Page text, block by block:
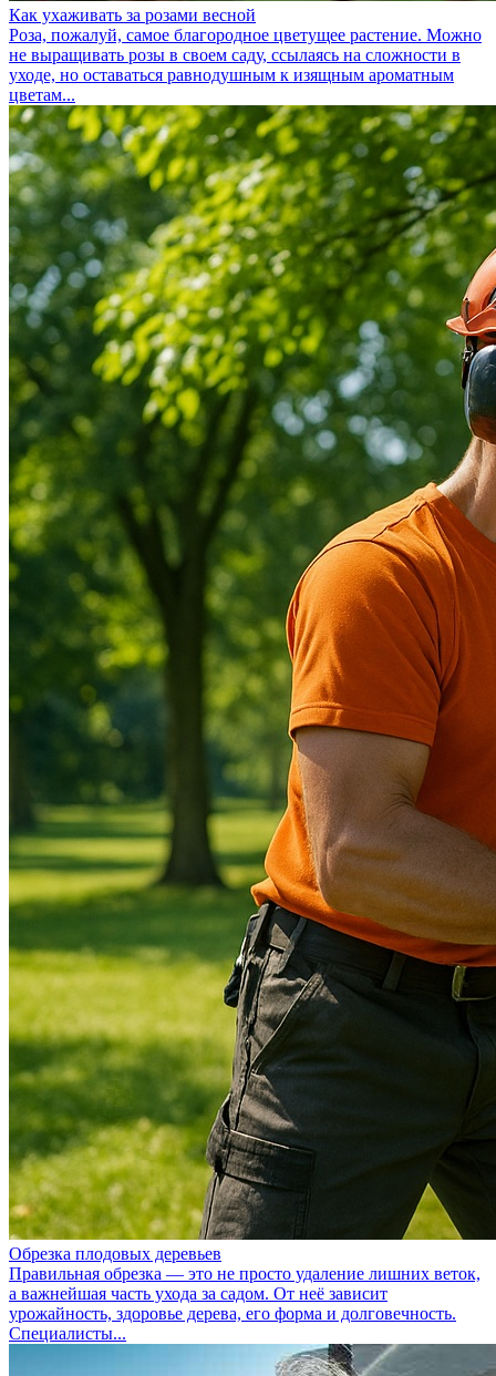
Как ухаживать за розами весной
Роза, пожалуй, самое благородное цветущее растение. Можно
не выращивать розы в своем саду, ссылаясь на сложности в
уходе, но оставаться равнодушным к изящным ароматным
цветам...
Обрезка плодовых деревьев
Правильная обрезка — это не просто удаление лишних веток,
а важнейшая часть ухода за садом. От неё зависит
урожайность, здоровье дерева, его форма и долговечность.
Специалисты...